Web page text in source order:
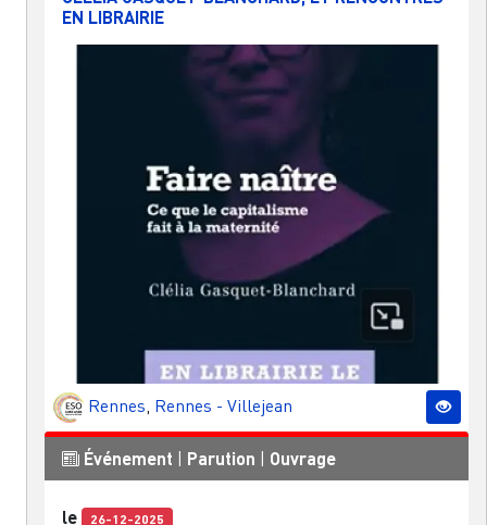
EN LIBRAIRIE
Rennes, Rennes - Villejean
Événement Parution Ouvrage
le 26-12-2025